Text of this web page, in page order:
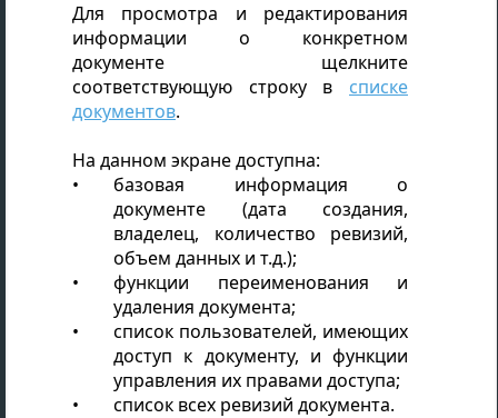
Для просмотра и редактирования
информации о конкретном
документе щелкните
соответствующую строку в списке
документов.
На данном экране доступна:
базовая информация о
документе (дата создания,
владелец, количество ревизий,
объем данных и т.д.);
функции переименования и
удаления документа;
список пользователей, имеющих
доступ к документу, и функции
управления их правами доступа;
список всех ревизий документа.